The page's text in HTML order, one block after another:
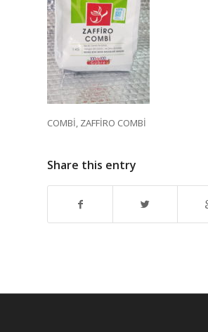
COMBİ, ZAFFİRO COMBİ
Share this entry